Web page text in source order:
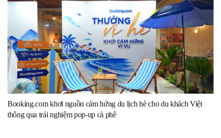
Booking.com khơi nguồn cảm hứng du lịch hè cho du khách Việt
thông qua trải nghiệm pop-up cà phê